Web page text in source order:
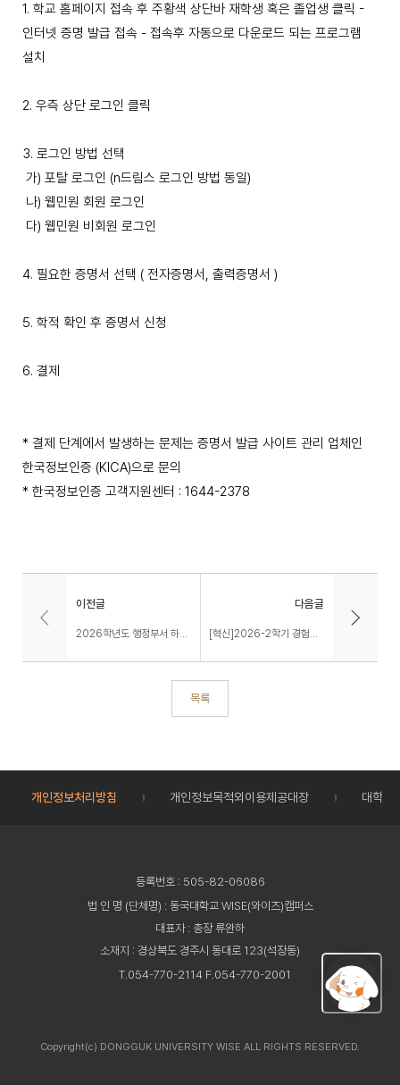
1. 학교 홈페이지 접속 후 주황색 상단바 재학생 혹은 졸업생 클릭 -
인터넷 증명 발급 접속 - 접속후 자동으로 다운로드 되는 프로그램
설치
2. 우측 상단 로그인 클릭
3. 로그인 방법 선택
가) 포탈 로그인 (n드림스 로그인 방법 동일)
나) 웹민원 회원 로그인
다) 웹민원 비회원 로그인
4. 필요한 증명서 선택 ( 전자증명서, 출력증명서 )
5. 학적 확인 후 증명서 신청
6. 결제
* 결제 단계에서 발생하는 문제는 증명서 발급 사이트 관리 업체인
한국정보인증 (KICA)으로 문의
* 한국정보인증 고객지원센터 : 1644-2378
이전글
2026학년도 행정부서 하계방학 셧다운 및 집중휴가 안내
다음글
[혁신]2026-2학기 경험중심 다채움 비교과 프로그램 공모 안내
목록
개인정보처리방침 개인정보목적외이용제공대장 대학정
등록번호 : 505-82-06086
법 인 명 (단체명) : 동국대학교 WISE(와이즈)캠퍼스
대표자 : 총장 류완하
소재지 : 경상북도 경주시 동대로 123(석장동)
T.054-770-2114 F.054-770-2001
Copyright(c) DONGGUK UNIVERSITY WISE ALL RIGHTS RESERVED.